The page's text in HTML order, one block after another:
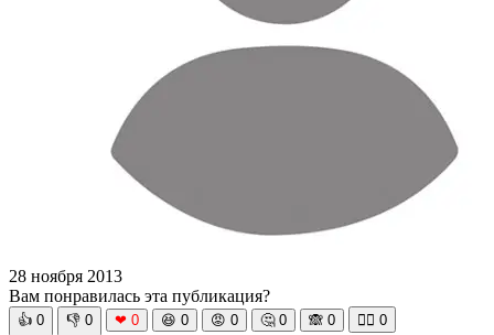
28 ноября 2013
Вам понравилась эта публикация?
👍 0 👎 0 ❤ 0 😆 0 😡 0 🤔 0 🙈 0 🧘‍♀️ 0